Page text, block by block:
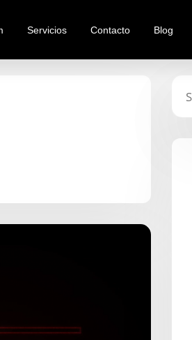
Servicios Contacto Blog